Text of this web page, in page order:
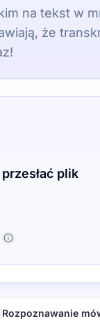
na tekst w
że
plik
Rozpoznawanie